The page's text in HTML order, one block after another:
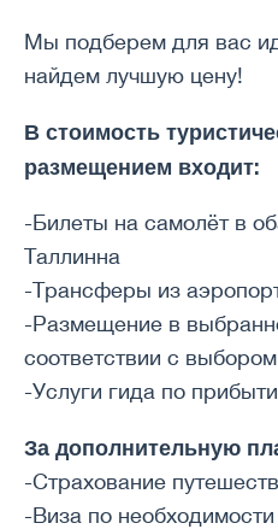
Мы подберем для вас
найдем лучшую цену!
В стоимость
размещением входит:
-Билеты на самолёт в
Таллинна
-Трансферы из
-Размещение в
соответствии с выбором
-Услуги гида по
За дополнительную
-Страхование
-Виза по необходимости